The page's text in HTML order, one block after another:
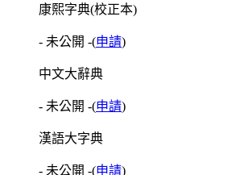
康熙字典(校正本)
- 未公開 -(申請)
中文大辭典
- 未公開 -(申請)
漢語大字典
- 未公開 -(申請)